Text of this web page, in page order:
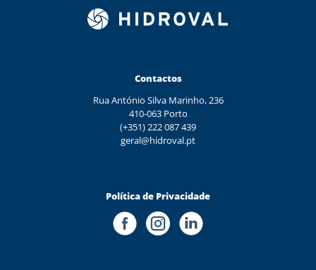
Contactos
Rua António Silva Marinho, 236
410-063 Porto
(+351) 222 087 439
geral@hidroval.pt
Política de Privacidade